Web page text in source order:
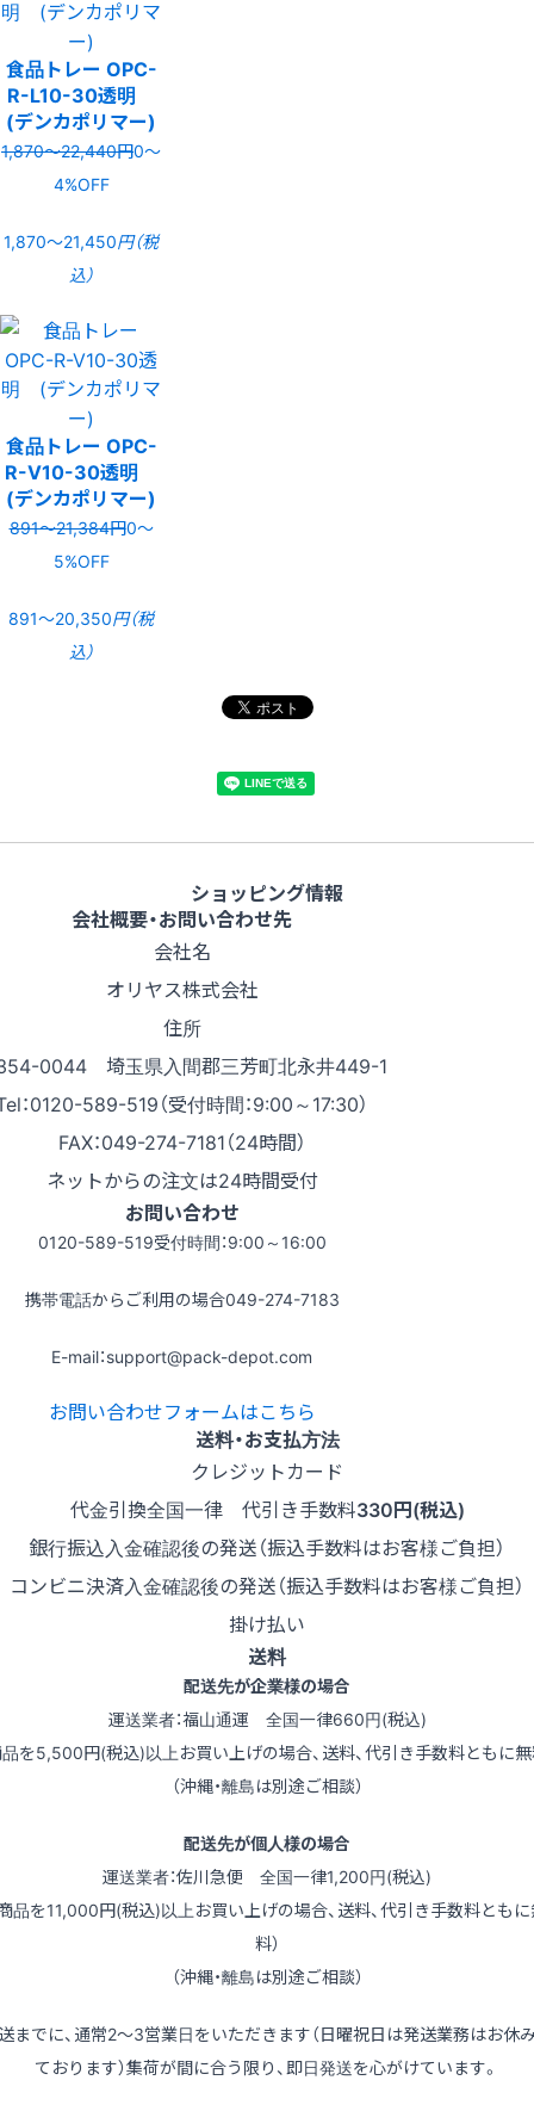
食品トレー OPC-
R-L10-30透明
(デンカポリマー)
1,870〜22,440円0〜
4%OFF
1,870〜21,450円（税
込）
食品トレー OPC-
R-V10-30透明
(デンカポリマー)
891〜21,384円0〜
5%OFF
891〜20,350円（税
込）
ショッピング情報
会社概要・お問い合わせ先
会社名
オリヤス株式会社
住所
0044 埼玉県入間郡三芳町北永井449-1
：0120-589-519（受付時間：9:00～17:30）
FAX：049-274-7181（24時間）
ネットからの注文は24時間受付
お問い合わせ
0120-589-519受付時間：9:00～16:00
携帯電話からご利用の場合049-274-7183
E-mail：support@pack-depot.com
お問い合わせフォームはこちら
送料・お支払方法
クレジットカード
代金引換全国一律 代引き手数料330円(税込)
銀行振込入金確認後の発送（振込手数料はお客様ご負担）
コンビニ決済入金確認後の発送（振込手数料はお客様ご負担）
掛け払い
送料
配送先が企業様の場合
運送業者：福山通運 全国一律660円(税込)
品を5,500円(税込)以上お買い上げの場合、送料、代引き手数料ともに無
（沖縄・離島は別途ご相談）
配送先が個人様の場合
運送業者：佐川急便 全国一律1,200円(税込)
品を11,000円(税込)以上お買い上げの場合、送料、代引き手数料とも
料）
（沖縄・離島は別途ご相談）
までに、通常2～3営業日をいただきます（日曜祝日は発送業務はお休
ております）集荷が間に合う限り、即日発送を心がけています。